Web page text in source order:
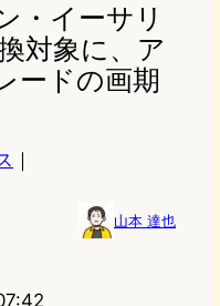
・イーサリ
対象に、ア
ードの画期
｜
山本 達也